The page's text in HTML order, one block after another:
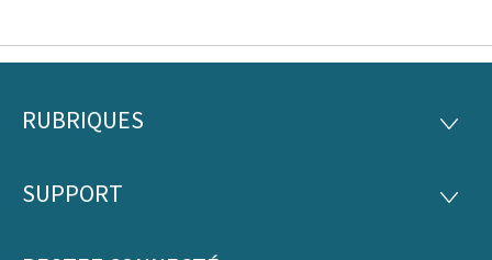
Pied
page
RUBRIQUES
SUPPORT